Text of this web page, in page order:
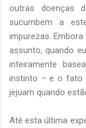
outras doenças
sucumbem a
impurezas.
assunto, quando
inteiramente
instinto – e o fato
jejuam quando
Até esta última